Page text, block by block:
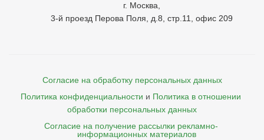
г. Москва,
3-й проезд Перова Поля, д.8, стр.11, офис 209
Согласие на обработку персональных данных
Политика конфиденциальности и Политика в отношении
обработки персональных данных
Согласие на получение рассылки рекламно-
    информационных материалов